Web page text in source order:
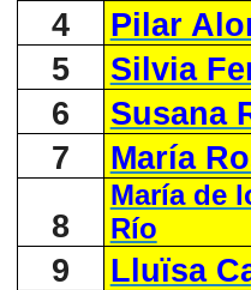
4
Pilar
5
Silvia
6
Susana
7
María
8
María de
Río
9
Lluïsa